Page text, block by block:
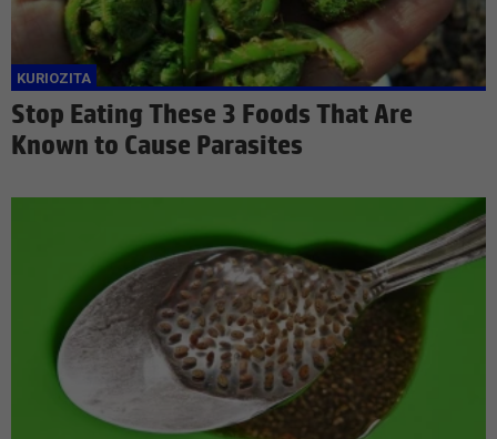
Stop Eating These 3 Foods That Are
Known to Cause Parasites